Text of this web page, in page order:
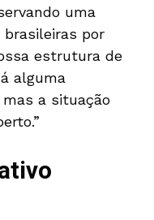
uma
brasileiras por
estrutura de
alguma
a situação